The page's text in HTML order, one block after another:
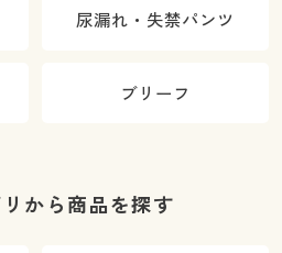
尿漏れ・失禁パンツ
ブリーフ
から商品を探す